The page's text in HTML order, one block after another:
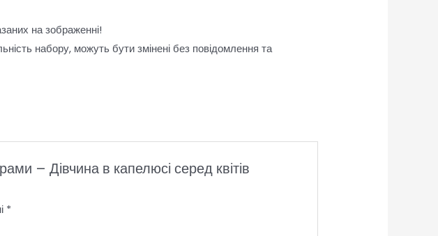
на зображенні!
набору, можуть бути змінені без повідомлення та
– Дівчина в капелюсі серед квітів
*